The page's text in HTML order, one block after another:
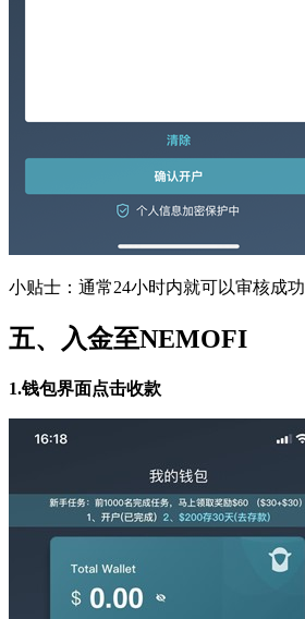
小贴士：通常24小时内就可以审核成功
五、入金至NEMOFI
1.钱包界面点击收款